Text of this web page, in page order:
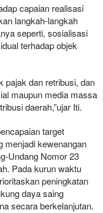
capaian realisasi
langkah-langkah
seperti, sosialisasi
terhadap objek
pajak dan retribusi, dan
maupun media massa
daerah,”ujar Iti.
target
menjadi kewenangan
Undang Nomor 23
Pada kurun waktu
peningkatan
daya saing
secara berkelanjutan.